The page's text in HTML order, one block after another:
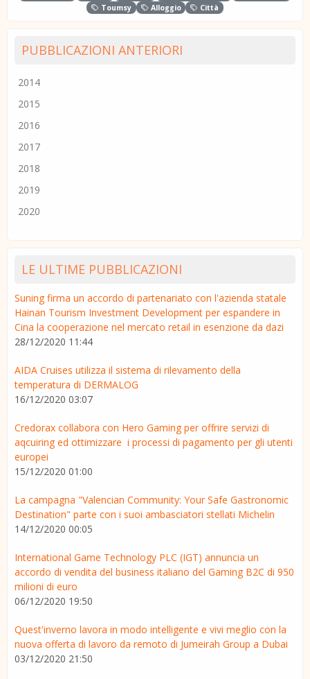
Toumsy
Alloggio Città
PUBBLICAZIONI ANTERIORI
2014
2015
2016
2017
2018
2019
2020
LE ULTIME PUBBLICAZIONI
Suning firma un accordo di partenariato con l'azienda statale
Hainan Tourism Investment Development per espandere in
Cina la cooperazione nel mercato retail in esenzione da dazi
28/12/2020 11:44
AIDA Cruises utilizza il sistema di rilevamento della
temperatura di DERMALOG
16/12/2020 03:07
Credorax collabora con Hero Gaming per offrire servizi di
aqcuiring ed ottimizzare i processi di pagamento per gli utenti
europei
15/12/2020 01:00
La campagna "Valencian Community: Your Safe Gastronomic
Destination" parte con i suoi ambasciatori stellati Michelin
14/12/2020 00:05
International Game Technology PLC (IGT) annuncia un
accordo di vendita del business italiano del Gaming B2C di 950
milioni di euro
06/12/2020 19:50
Quest'inverno lavora in modo intelligente e vivi meglio con la
nuova offerta di lavoro da remoto di Jumeirah Group a Dubai
03/12/2020 21:50